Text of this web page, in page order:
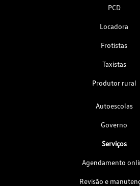
PCD
Locadora
Frotistas
Taxistas
Produtor rural
Autoescolas
Governo
Serviços
Agendamento
Revisão e